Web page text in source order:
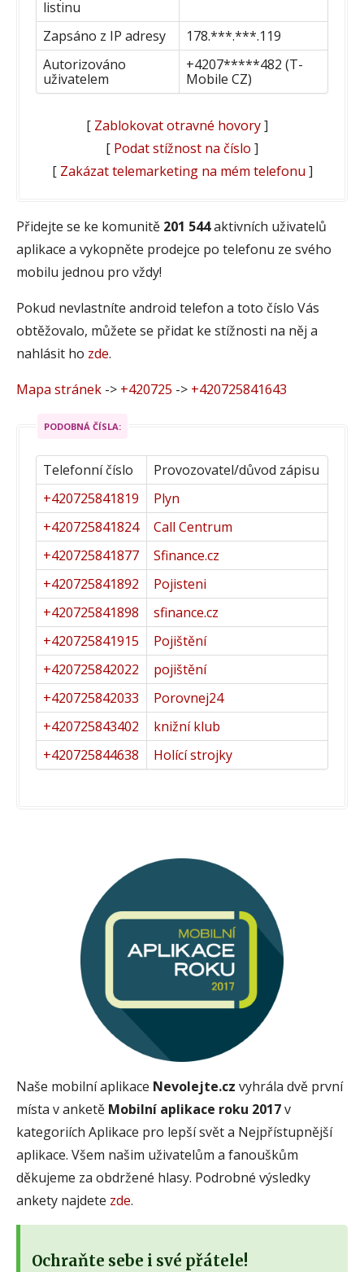
listinu
Zapsáno z IP adresy
178.***.***.119
Autorizováno
uživatelem
+4207*****482 (T-
Mobile CZ)
[ Zablokovat otravné hovory]
[ Podat stížnost na číslo ]
[ Zakázat telemarketing na mém telefonu ]
Přidejte se ke komunitě 201 544aktivních uživatelů
aplikace a vykopněte prodejce po telefonu ze svého
mobilu jednou pro vždy!
Pokud nevlastníte android telefon a toto číslo Vás
obtěžovalo, můžete se přidat ke stížnosti na něj a
nahlásit ho zde.
Mapa stránek -> +420725 -> +420725841643
PODOBNÁ ČÍSLA:
Telefonní číslo
Provozovatel/důvod zápisu
+420725841819
Plyn
+420725841824
Call Centrum
+420725841877
Sfinance.cz
+420725841892
Pojisteni
+420725841898
sfinance.cz
+420725841915
Pojištění
+420725842022
pojištění
+420725842033
Porovnej24
+420725843402
knižní klub
+420725844638
Holící strojky
Naše mobilní aplikace Nevolejte.cz vyhrála dvě první
místa v anketě Mobilní aplikace roku 2017v
kategoriích Aplikace pro lepší svět a Nejpřístupnější
aplikace. Všem našim uživatelům a fanouškům
děkujeme za obdržené hlasy. Podrobné výsledky
ankety najdete zde.
Ochraňte sebe i své přátele!